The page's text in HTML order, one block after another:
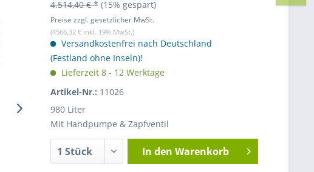
4.514,40 € * (15% gespart)
Preise zzgl. gesetzlicher MwSt.
(4566,32 € inkl. 19% MwSt.)
Versandkostenfrei nach Deutschland
(Festland ohne Inseln)!
Lieferzeit 8 - 12 Werktage
Artikel-Nr.: 11026
980 Liter
Mit Handpumpe & Zapfventil
In den Warenkorb